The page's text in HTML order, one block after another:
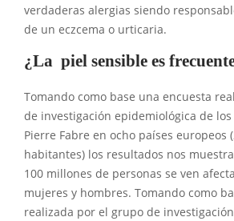
verdaderas alergias siendo
de un eczcema o urticaria.
¿La piel sensible es
Tomando como base una encuesta
de investigación epidemiológica de
Pierre Fabre en ocho países europeos
habitantes) los resultados nos
100 millones de personas se ven
mujeres y hombres. Tomando como
realizada por el grupo de